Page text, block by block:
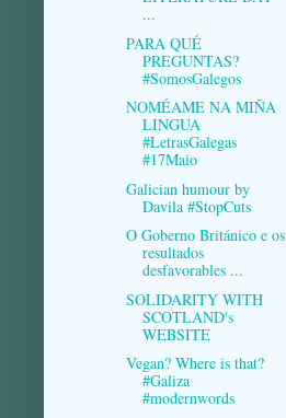
...
PARA QUÉ
PREGUNTAS?
#SomosGalegos
NOMÉAME NA MIÑA
LINGUA
#LetrasGalegas
#17Maio
Galician humour by
Davila #StopCuts
O Goberno Británico e os
resultados
desfavorables ...
SOLIDARITY WITH
SCOTLAND's
WEBSITE
Vegan? Where is that?
#Galiza
#modernwords